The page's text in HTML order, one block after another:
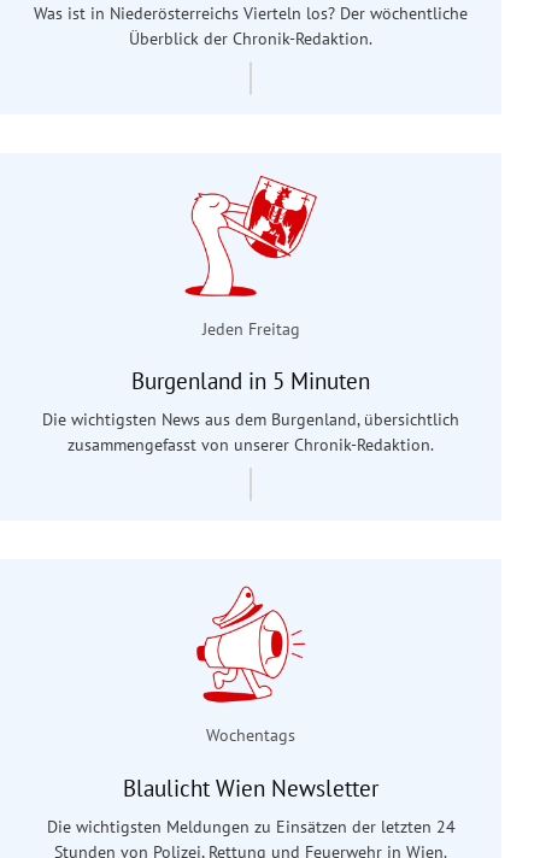
Was ist in Niederösterreichs Vierteln los? Der wöchentliche
Überblick der Chronik-Redaktion.
Jeden Freitag
Burgenland in 5 Minuten
Die wichtigsten News aus dem Burgenland, übersichtlich
zusammengefasst von unserer Chronik-Redaktion.
Wochentags
Blaulicht Wien Newsletter
Die wichtigsten Meldungen zu Einsätzen der letzten 24
Stunden von Polizei, Rettung und Feuerwehr in Wien.